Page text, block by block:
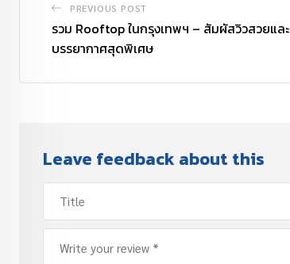
PREVIOUS POST
รวม Rooftop ในกรุงเทพฯ – สัมผัสวิวสวยและ
บรรยากาศสุดพิเศษ
Leave feedback about this